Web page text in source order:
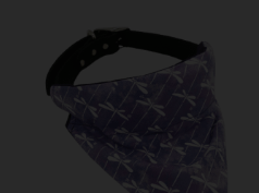
가
격
범
위:
$ 8.61~$ 11.48